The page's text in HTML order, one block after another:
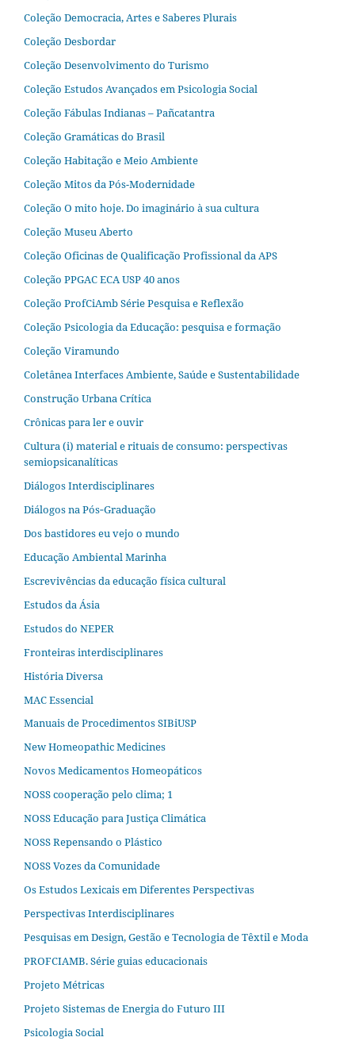
Coleção Democracia, Artes e Saberes Plurais
Coleção Desbordar
Coleção Desenvolvimento do Turismo
Coleção Estudos Avançados em Psicologia Social
Coleção Fábulas Indianas – Pañcatantra
Coleção Gramáticas do Brasil
Coleção Habitação e Meio Ambiente
Coleção Mitos da Pós-Modernidade
Coleção O mito hoje. Do imaginário à sua cultura
Coleção Museu Aberto
Coleção Oficinas de Qualificação Profissional da APS
Coleção PPGAC ECA USP 40 anos
Coleção ProfCiAmb Série Pesquisa e Reflexão
Coleção Psicologia da Educação: pesquisa e formação
Coleção Viramundo
Coletânea Interfaces Ambiente, Saúde e Sustentabilidade
Construção Urbana Crítica
Crônicas para ler e ouvir
Cultura (i) material e rituais de consumo: perspectivas
semiopsicanalíticas
Diálogos Interdisciplinares
Diálogos na Pós‐Graduação
Dos bastidores eu vejo o mundo
Educação Ambiental Marinha
Escrevivências da educação física cultural
Estudos da Ásia​
Estudos do NEPER
Fronteiras interdisciplinares
História Diversa
MAC Essencial
Manuais de Procedimentos SIBiUSP
New Homeopathic Medicines
Novos Medicamentos Homeopáticos
NOSS cooperação pelo clima; 1
NOSS Educação para Justiça Climática
NOSS Repensando o Plástico
NOSS Vozes da Comunidade
Os Estudos Lexicais em Diferentes Perspectivas
Perspectivas Interdisciplinares
Pesquisas em Design, Gestão e Tecnologia de Têxtil e Moda
PROFCIAMB. Série guias educacionais
Projeto Métricas
Projeto Sistemas de Energia do Futuro III
Psicologia Social